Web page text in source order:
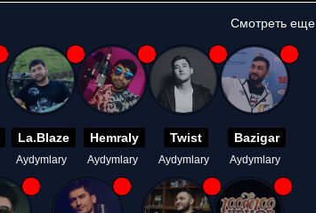
Смотреть еще
La.Blaze
Aydymlary
Hemraly
Aydymlary
Twist
Aydymlary
Bazigar
Aydymlary